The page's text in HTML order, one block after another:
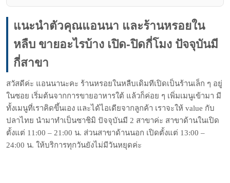
แนะนำตัวคุณแอนนา และร้านหรอยใน
หลืบ ขายอะไรบ้าง เปิด-ปิดกี่โมง ปัจจุบันมี
กี่สาขา
สวัสดีค่ะ แอนนานะคะ ร้านหรอยในหลืบเดิมทีเปิดเป็นร้านเล็ก ๆ อยู่
ในซอย เริ่มต้นจากการขายอาหารใต้ แล้วก็ค่อย ๆ เพิ่มเมนูเข้ามา มี
ทั้งเมนูที่เราคิดขึ้นเอง และได้ไอเดียจากลูกค้า เราจะให้ value กับ
ปลาไทย นำมาทำเป็นซาชิมิ ปัจจุบันมี 2 สาขาค่ะ สาขาด้านในเปิด
ตั้งแต่ 11:00 – 21:00 น. ส่วนสาขาด้านนอก เปิดตั้งแต่ 13:00 –
24:00 น. ให้บริการทุกวันยังไม่มีวันหยุดค่ะ